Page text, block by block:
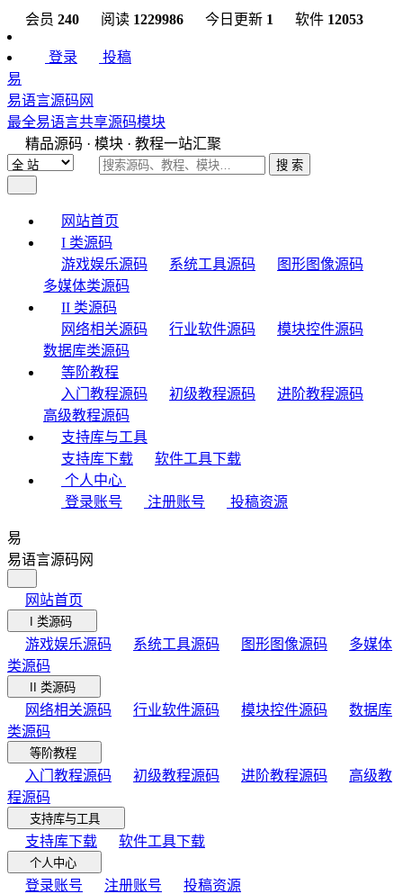
会员 240 阅读 1229986 今日更新 1 软件 12053
登录
投稿
易
易语言源码网
最全易语言共享源码模块
精品源码 · 模块 · 教程一站汇聚
搜 索
网站首页
I 类源码
游戏娱乐源码
系统工具源码
图形图像源码
多媒体类源码
II 类源码
网络相关源码
行业软件源码
模块控件源码
数据库类源码
等阶教程
入门教程源码
初级教程源码
进阶教程源码
高级教程源码
支持库与工具
支持库下载
软件工具下载
个人中心
登录账号
注册账号 投稿资源
易
易语言源码网
网站首页
I 类源码
游戏娱乐源码 系统工具源码 图形图像源码
多媒体
类源码
II 类源码
网络相关源码 行业软件源码 模块控件源码
数据库
类源码
等阶教程
入门教程源码 初级教程源码 进阶教程源码
高级教
程源码
支持库与工具
支持库下载 软件工具下载
个人中心
登录账号 注册账号
投稿资源